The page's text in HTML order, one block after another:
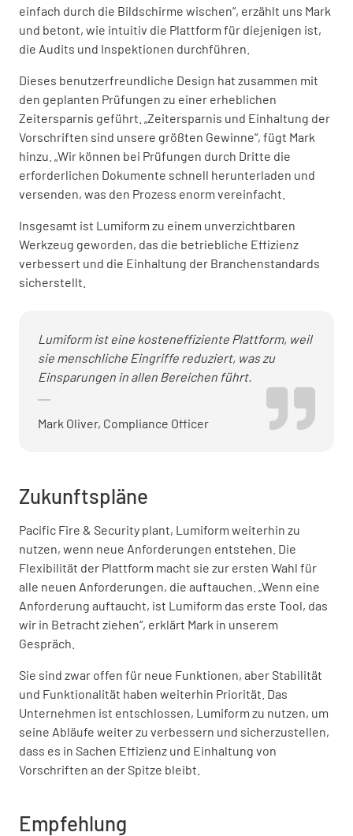
einfach durch die Bildschirme wischen“, erzählt uns Mark
und betont, wie intuitiv die Plattform für diejenigen ist,
die Audits und Inspektionen durchführen.
Dieses benutzerfreundliche Design hat zusammen mit
den geplanten Prüfungen zu einer erheblichen
Zeitersparnis geführt. „Zeitersparnis und Einhaltung der
Vorschriften sind unsere größten Gewinne“, fügt Mark
hinzu. „Wir können bei Prüfungen durch Dritte die
erforderlichen Dokumente schnell herunterladen und
versenden, was den Prozess enorm vereinfacht.
Insgesamt ist Lumiform zu einem unverzichtbaren
Werkzeug geworden, das die betriebliche Effizienz
verbessert und die Einhaltung der Branchenstandards
sicherstellt.
Lumiform ist eine kosteneffiziente Plattform, weil
sie menschliche Eingriffe reduziert, was zu
Einsparungen in allen Bereichen führt.
Mark Oliver, Compliance Officer
Zukunftspläne
Pacific Fire & Security plant, Lumiform weiterhin zu
nutzen, wenn neue Anforderungen entstehen. Die
Flexibilität der Plattform macht sie zur ersten Wahl für
alle neuen Anforderungen, die auftauchen. „Wenn eine
Anforderung auftaucht, ist Lumiform das erste Tool, das
wir in Betracht ziehen“, erklärt Mark in unserem
Gespräch.
Sie sind zwar offen für neue Funktionen, aber Stabilität
und Funktionalität haben weiterhin Priorität. Das
Unternehmen ist entschlossen, Lumiform zu nutzen, um
seine Abläufe weiter zu verbessern und sicherzustellen,
dass es in Sachen Effizienz und Einhaltung von
Vorschriften an der Spitze bleibt.
Empfehlung